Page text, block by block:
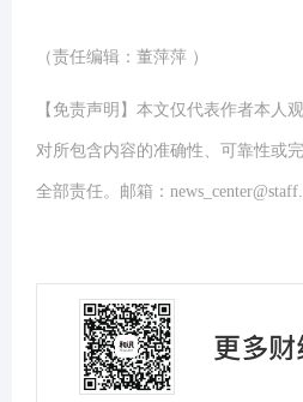
（责任编辑：董萍萍 ）
【免责声明】本文仅代表作者本人
对所包含内容的准确性、可靠性或
全部责任。邮箱：